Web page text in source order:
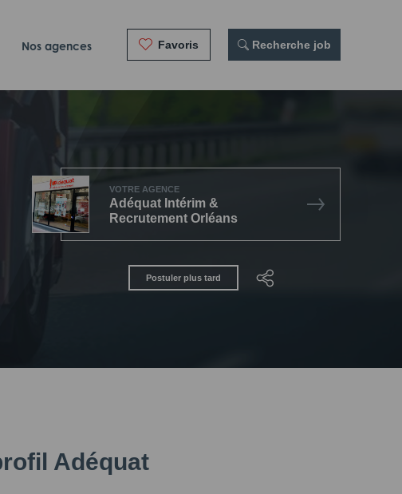
Nos agences Favoris Recherche job
VOTRE AGENCE
Adéquat Intérim &
Recrutement Orléans
Postuler plus tard
Adéquat